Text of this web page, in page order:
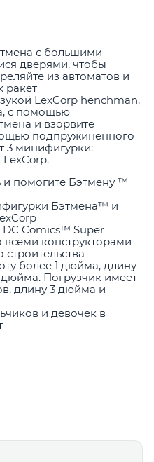
с большими
дверями, чтобы
из автоматов и
ракет
LexCorp henchman,
с помощью
и взорвите
подпружиненного
3 минифигурки:
и помогите Бэтмену ™
Бэтмена™ и
Comics™ Super
конструкторами
строительства
более 1 дюйма, длину
Погрузчик имеет
длину 3 дюйма и
и девочек в